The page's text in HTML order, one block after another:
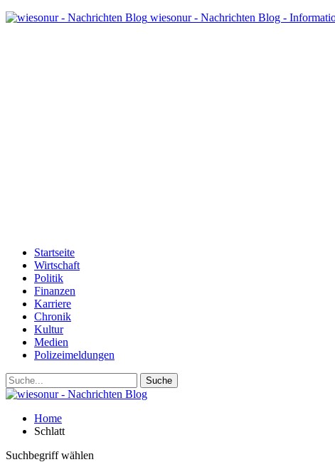
wiesonur - Nachrichten Blog -
Startseite
Wirtschaft
Politik
Finanzen
Karriere
Chronik
Kultur
Medien
Polizeimeldungen
Home
Schlatt
Suchbegriff wählen